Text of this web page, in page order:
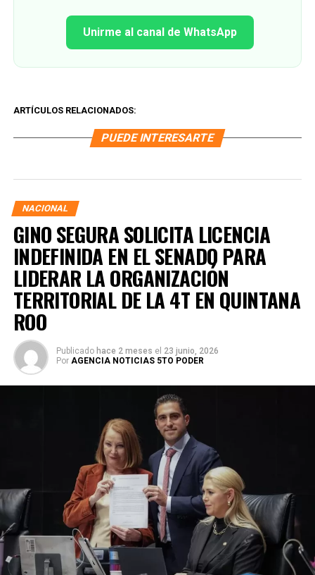
Unirme al canal de WhatsApp
ARTÍCULOS RELACIONADOS:
PUEDE INTERESARTE
NACIONAL
GINO SEGURA SOLICITA LICENCIA
INDEFINIDA EN EL SENADO PARA
LIDERAR LA ORGANIZACIÓN
TERRITORIAL DE LA 4T EN QUINTANA
ROO
Publicado hace 2 meses el 23 junio, 2026
Por AGENCIA NOTICIAS 5TO PODER